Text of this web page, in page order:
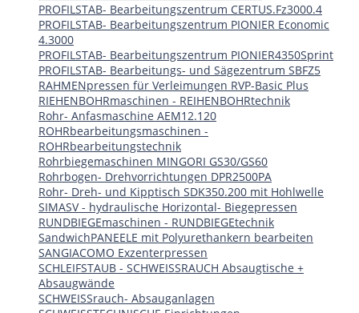
PROFILSTAB- Bearbeitungszentrum CERTUS.Fz3000.4
PROFILSTAB- Bearbeitungszentrum PIONIER Economic
4.3000
PROFILSTAB- Bearbeitungszentrum PIONIER4350Sprint
PROFILSTAB- Bearbeitungs- und Sägezentrum SBFZ5
RAHMENpressen für Verleimungen RVP-Basic Plus
RIEHENBOHRmaschinen - REIHENBOHRtechnik
Rohr- Anfasmaschine AEM12.120
ROHRbearbeitungsmaschinen -
ROHRbearbeitungstechnik
Rohrbiegemaschinen MINGORI GS30/GS60
Rohrbogen- Drehvorrichtungen DPR2500PA
Rohr- Dreh- und Kipptisch SDK350.200 mit Hohlwelle
SIMASV - hydraulische Horizontal- Biegepressen
RUNDBIEGEmaschinen - RUNDBIEGEtechnik
SandwichPANEELE mit Polyurethankern bearbeiten
SANGIACOMO Exzenterpressen
SCHLEIFSTAUB - SCHWEISSRAUCH Absaugtische +
Absaugwände
SCHWEISSrauch- Absauganlagen